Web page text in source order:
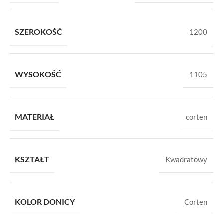
SZEROKOŚĆ 1200
WYSOKOŚĆ 1105
MATERIAŁ corten
KSZTAŁT Kwadratowy
KOLOR DONICY Corten